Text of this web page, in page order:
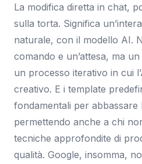
La modifica diretta in chat,
sulla torta. Significa
naturale, con il modello AI.
comando e un’attesa, ma
un processo iterativo in cui
creativo. E i template
fondamentali per abbassare
permettendo anche a chi
tecniche approfondite di
qualità. Google, insomma,